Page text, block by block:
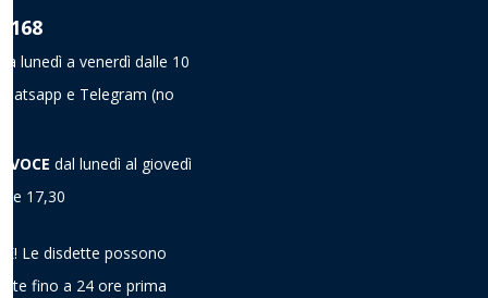
168
lunedì a venerdì dalle 10
e Telegram (no
VOCE dal lunedì al giovedì
17,30
Le disdette possono
fino a 24 ore prima